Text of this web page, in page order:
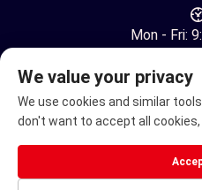
Mon - Fri:
Auteursrecht © Ningbo
Ltd. Alle rechten
We value your privacy
We use cookies and similar
don't want to accept all cookies,